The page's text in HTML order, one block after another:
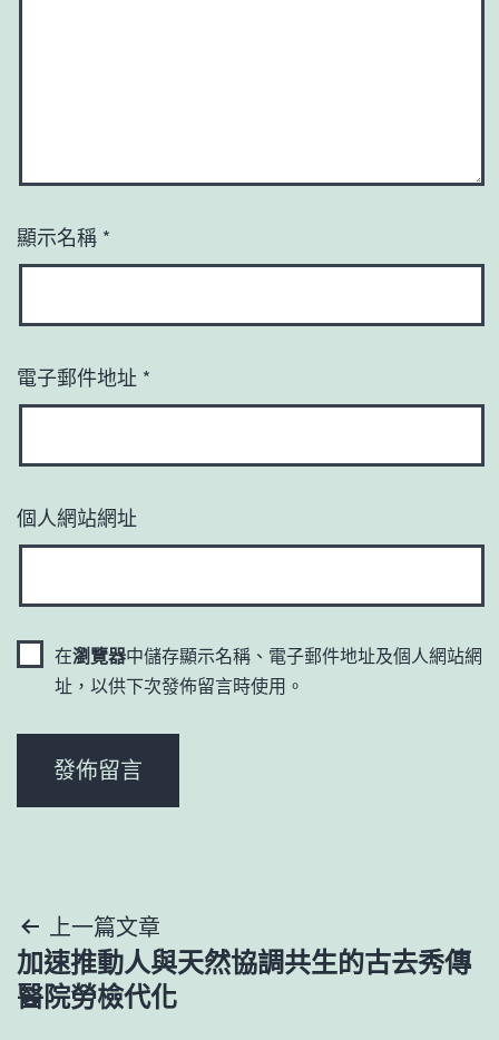
顯示名稱 *
電子郵件地址 *
個人網站網址
在瀏覽器中儲存顯示名稱、電子郵件地址及個人網站網
址，以供下次發佈留言時使用。
文
章
上一篇文章
加速推動人與天然協調共生的古去秀傳
醫院勞檢代化